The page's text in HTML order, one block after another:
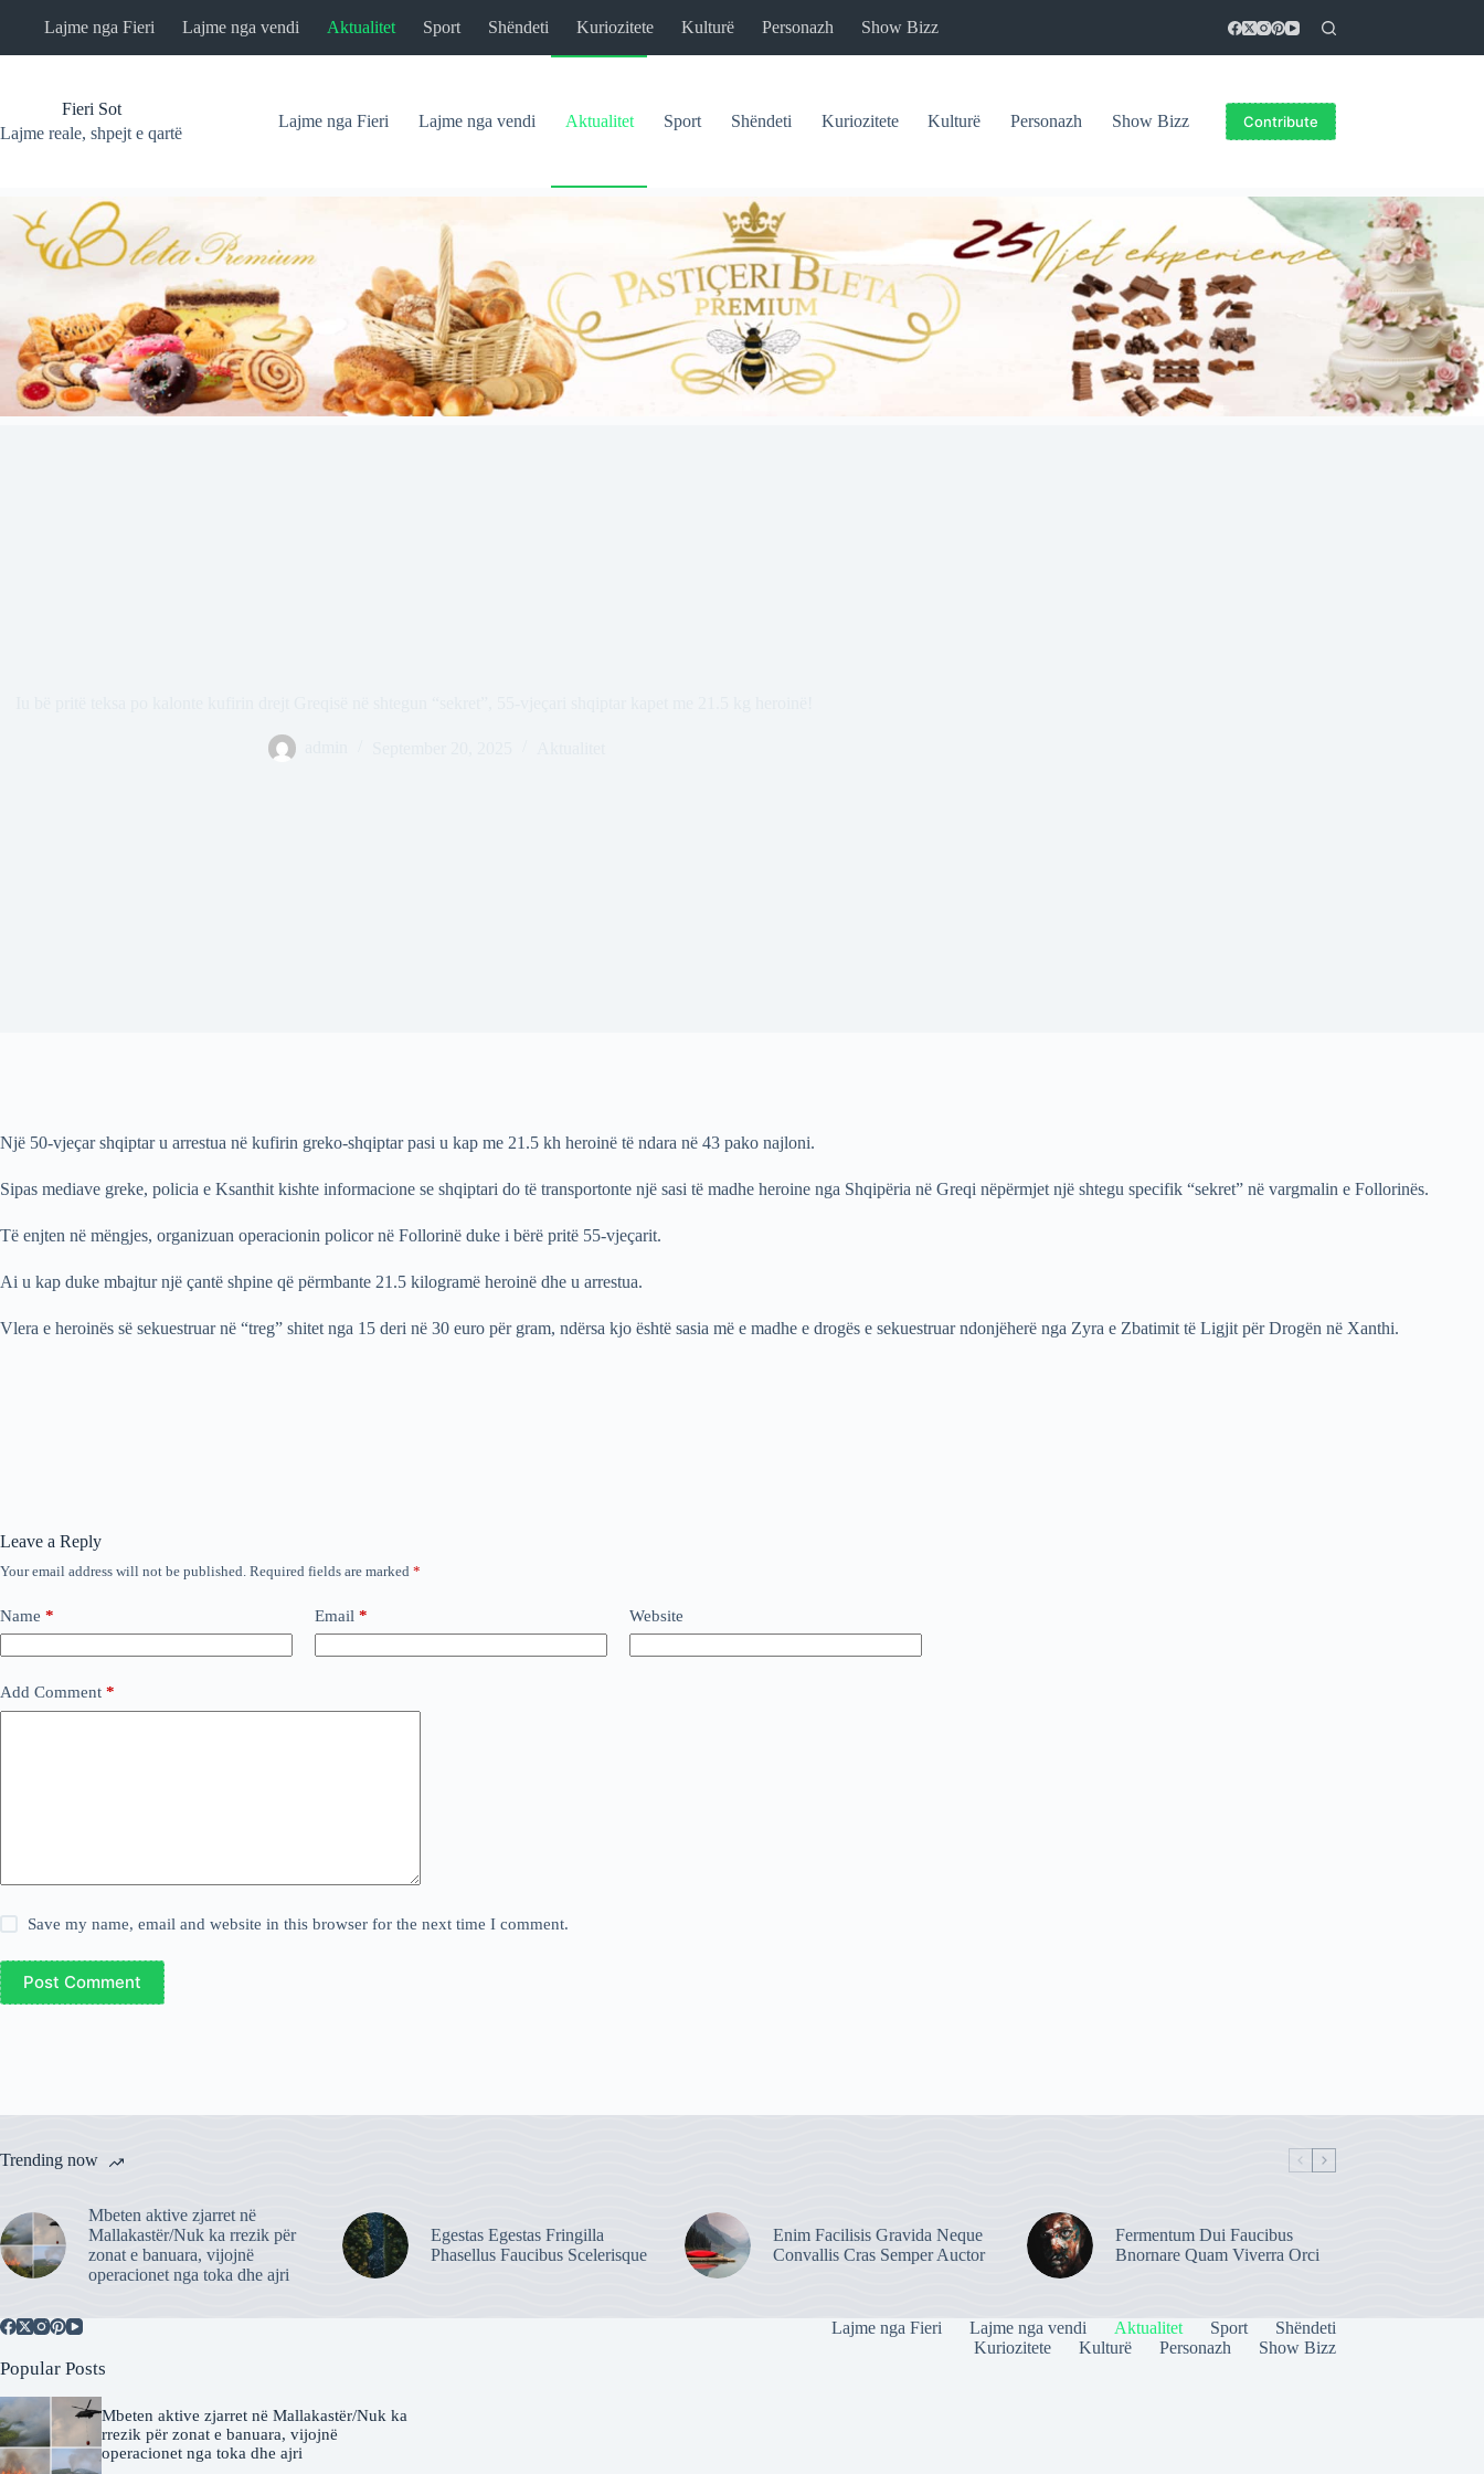
Lajme nga Fieri Lajme nga vendi Aktualitet Sport Shëndeti Kuriozitete Kulturë Personazh Show Bizz
Fieri Sot
Lajme reale, shpejt e qartë
Lajme nga Fieri Lajme nga vendi Aktualitet Sport Shëndeti Kuriozitete Kulturë Personazh Show Bizz Contribute
Një 50-vjeçar shqiptar u arrestua në kufirin greko-shqiptar pasi u kap me 21.5 kh heroinë të ndara në 43 pako najloni.
Sipas mediave greke, policia e Ksanthit kishte informacione se shqiptari do të transportonte një sasi të madhe heroine nga Shqipëria në Greqi nëpërmjet një shtegu specifik “sekret” në vargmalin e Follorinës.
Të enjten në mëngjes, organizuan operacionin policor në Follorinë duke i bërë pritë 55-vjeçarit.
Ai u kap duke mbajtur një çantë shpine që përmbante 21.5 kilogramë heroinë dhe u arrestua.
Vlera e heroinës së sekuestruar në “treg” shitet nga 15 deri në 30 euro për gram, ndërsa kjo është sasia më e madhe e drogës e sekuestruar ndonjëherë nga Zyra e Zbatimit të Ligjit për Drogën në Xanthi.
Leave a Reply
Your email address will not be published. Required fields are marked *
Name * Email * Website
Add Comment *
Save my name, email and website in this browser for the next time I comment.
Post Comment
Trending now
Mbeten aktive zjarret në
Mallakastër/Nuk ka rrezik për
zonat e banuara, vijojnë
operacionet nga toka dhe ajri
Egestas Egestas Fringilla
Phasellus Faucibus Scelerisque
Enim Facilisis Gravida Neque
Convallis Cras Semper Auctor
Fermentum Dui Faucibus
Bnornare Quam Viverra Orci
Lajme nga Fieri Lajme nga vendi Aktualitet Sport
Shëndeti
Kuriozitete
Kulturë Personazh Show Bizz
Popular Posts
Mbeten aktive zjarret në Mallakastër/Nuk ka
rrezik për zonat e banuara, vijojnë
operacionet nga toka dhe ajri